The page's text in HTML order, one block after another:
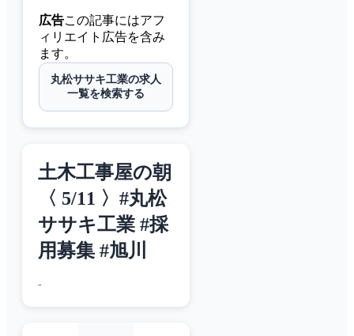
広告この記事にはアフ
ィリエイト広告を含み
ます。
丸松ササキ工業の求人
一覧を検索する
土木工事屋の朝
〈 5/11 〉#丸松
ササキ工業 #採
用募集 #旭川
-